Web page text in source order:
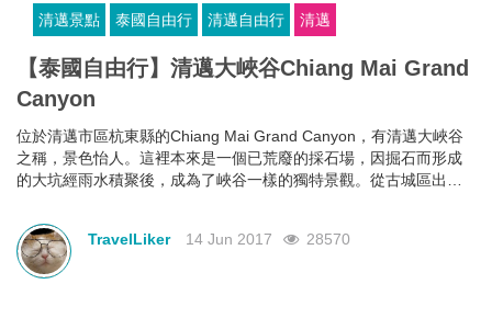
清邁景點 泰國自由行 清邁自由行 清邁
【泰國自由行】清邁大峽谷Chiang Mai Grand
Canyon
位於清邁市區杭東縣的Chiang Mai Grand Canyon，有清邁大峽谷
之稱，景色怡人。這裡本來是一個已荒廢的採石場，因掘石而形成
的大坑經雨水積聚後，成為了峽谷一樣的獨特景觀。從古城區出
TravelLiker 14 Jun 2017 28570